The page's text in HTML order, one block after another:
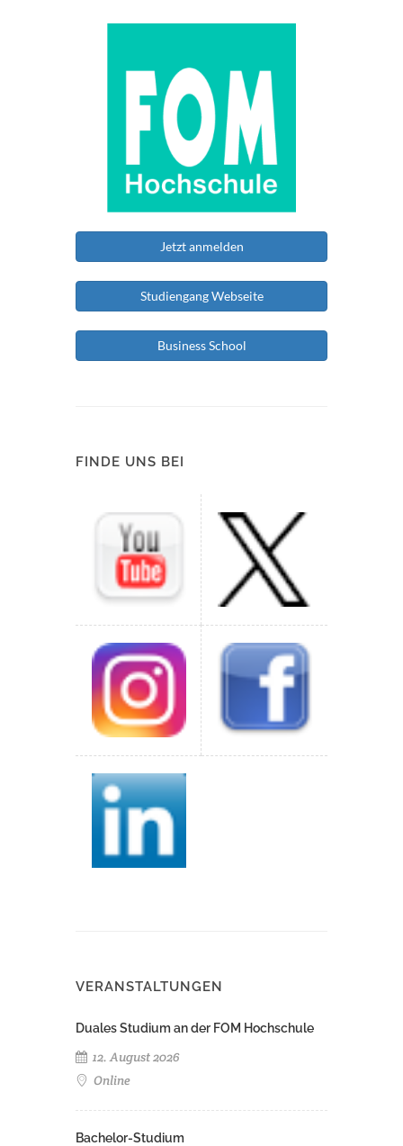
Jetzt anmelden
Studiengang Webseite
Business School
FINDE UNS BEI
VERANSTALTUNGEN
Duales Studium an der FOM Hochschule
12. August 2026
Online
Bachelor-Studium